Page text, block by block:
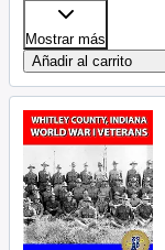
Mostrar más
Añadir al carrito